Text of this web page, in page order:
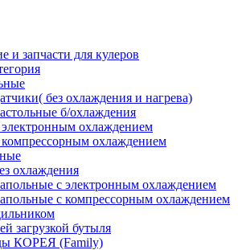
и запчасти для кулеров
без охлаждения и нагрева)
б/охлаждения
охлаждением
охлаждением
охлаждения
с электронным охлаждением
с компрессорным охлаждением
загрузкой бутыля
КОРЕЯ (Family)